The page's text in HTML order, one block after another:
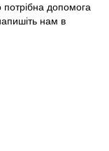
допомога
нам в